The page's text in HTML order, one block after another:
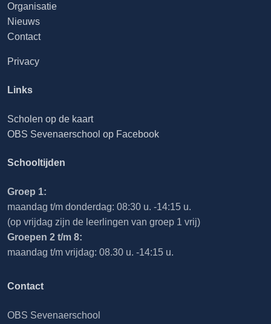
Organisatie
Nieuws
Contact
Privacy
Links
Scholen op de kaart
OBS Sevenaerschool op Facebook
Schooltijden
Groep 1:
maandag t/m donderdag: 08:30 u. -14:15 u.
(op vrijdag zijn de leerlingen van groep 1 vrij)
Groepen 2 t/m 8:
maandag t/m vrijdag: 08.30 u. -14:15 u.
Contact
OBS Sevenaerschool